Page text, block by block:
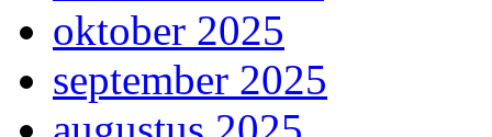
oktober 2025
september 2025